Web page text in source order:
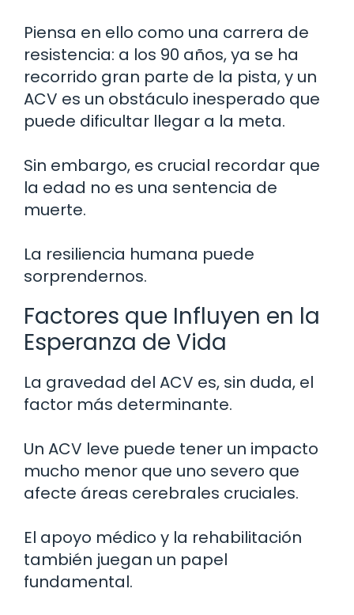
Piensa en ello como una carrera de
resistencia: a los 90 años, ya se ha
recorrido gran parte de la pista, y un
ACV es un obstáculo inesperado que
puede dificultar llegar a la meta.
Sin embargo, es crucial recordar que
la edad no es una sentencia de
muerte.
La resiliencia humana puede
sorprendernos.
Factores que Influyen en la
Esperanza de Vida
La gravedad del ACV es, sin duda, el
factor más determinante.
Un ACV leve puede tener un impacto
mucho menor que uno severo que
afecte áreas cerebrales cruciales.
El apoyo médico y la rehabilitación
también juegan un papel
fundamental.